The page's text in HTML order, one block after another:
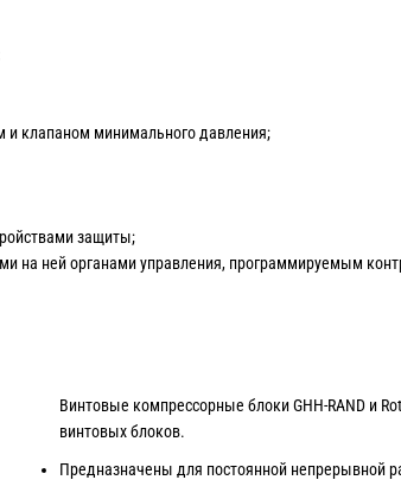
и клапаном минимального давления;
защиты;
на ней органами управления, программируемым
Винтовые компрессорные блоки GHH-RAND и
винтовых блоков.
Предназначены для постоянной непрерывной